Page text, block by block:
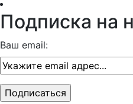
Подписка на
Ваш email: